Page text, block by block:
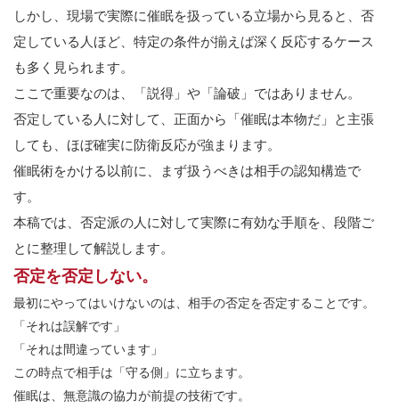
しかし、現場で実際に催眠を扱っている立場から見ると、否
定している人ほど、特定の条件が揃えば深く反応するケース
も多く見られます。
ここで重要なのは、「説得」や「論破」ではありません。
否定している人に対して、正面から「催眠は本物だ」と主張
しても、ほぼ確実に防衛反応が強まります。
催眠術をかける以前に、まず扱うべきは相手の認知構造で
す。
本稿では、否定派の人に対して実際に有効な手順を、段階ご
とに整理して解説します。
否定を否定しない。
最初にやってはいけないのは、相手の否定を否定することです。
「それは誤解です」
「それは間違っています」
この時点で相手は「守る側」に立ちます。
催眠は、無意識の協力が前提の技術です。